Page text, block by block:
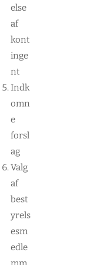
else
af
kont
inge
nt
Indk
omn
e
forsl
ag
Valg
af
best
yrels
esm
edle